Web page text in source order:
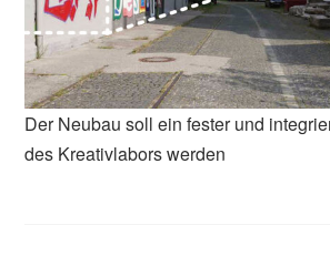
Der Neubau soll ein fester und
des Kreativlabors werden